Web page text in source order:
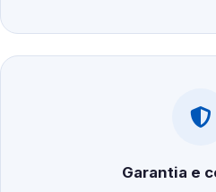
Garantia e